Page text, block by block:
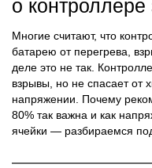
о
Многие считают, что
батарею от перегрева,
деле это не так.
взрывы, но не спасает от
напряжении. Почему
80% так важна и как
ячейки — разбираемся